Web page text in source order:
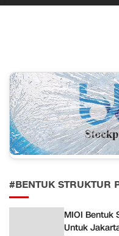
#BENTUK STRUKTUR
MIOI Bentuk
Untuk